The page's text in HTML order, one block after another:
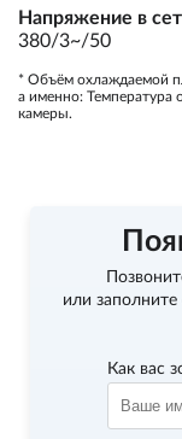
Напряжение в
380/3~/50
* Объём охлаждаемой
а именно:
камеры.
или
Как вас